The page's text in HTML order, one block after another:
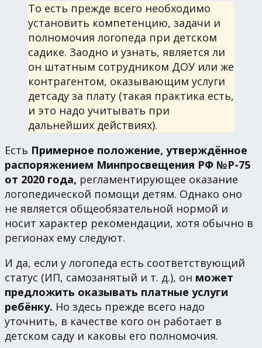
То есть прежде всего необходимо
установить компетенцию, задачи и
полномочия логопеда при детском
садике. Заодно и узнать, является ли
он штатным сотрудником ДОУ или же
контрагентом, оказывающим услуги
детсаду за плату (такая практика есть,
и это надо учитывать при
дальнейших действиях).
Есть Примерное положение, утверждённое
распоряжением Минпросвещения РФ №Р-75
от 2020 года, регламентирующее оказание
логопедической помощи детям. Однако оно
не является общеобязательной нормой и
носит характер рекомендации, хотя обычно в
регионах ему следуют.
И да, если у логопеда есть соответствующий
статус (ИП, самозанятый и т. д.), он может
предложить оказывать платные услуги
ребёнку. Но здесь прежде всего надо
уточнить, в качестве кого он работает в
детском саду и каковы его полномочия.